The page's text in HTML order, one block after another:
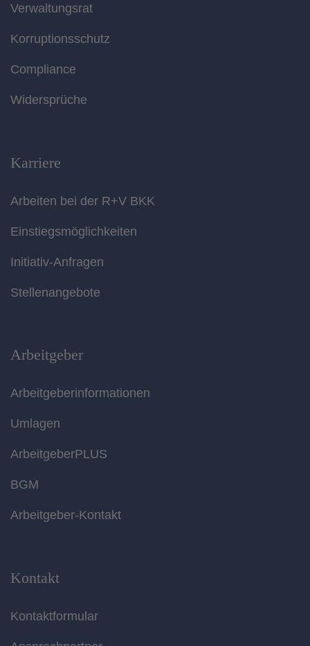
Verwaltungsrat
Korruptionsschutz
Compliance
Widersprüche
Karriere
Arbeiten bei der R+V BKK
Einstiegsmöglichkeiten
Initiativ-Anfragen
Stellenangebote
Arbeitgeber
Arbeitgeberinformationen
Umlagen
ArbeitgeberPLUS
BGM
Arbeitgeber-Kontakt
Kontakt
Kontaktformular